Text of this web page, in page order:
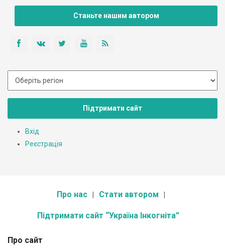
Станьте нашим автором
Підтримати сайт
Вхід
Реєстрація
Про нас Стати автором
Підтримати сайт “Україна Інкогніта”
Про сайт